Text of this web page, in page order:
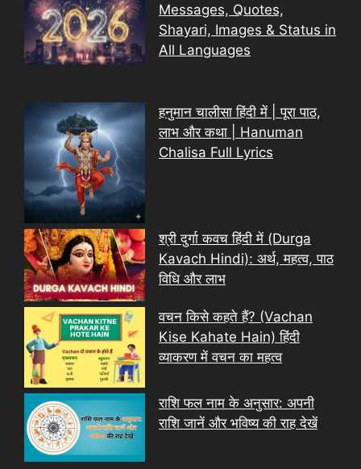
Messages, Quotes,
Shayari, Images & Status in
All Languages
हनुमान चालीसा हिंदी में | पूरा पाठ,
लाभ और कथा | Hanuman
Chalisa Full Lyrics
श्री दुर्गा कवच हिंदी में (Durga
Kavach Hindi): अर्थ, महत्व, पाठ
विधि और लाभ
वचन किसे कहते हैं? (Vachan
Kise Kahate Hain) हिंदी
व्याकरण में वचन का महत्व
राशि फल नाम के अनुसार: अपनी
राशि जानें और भविष्य की राह देखें